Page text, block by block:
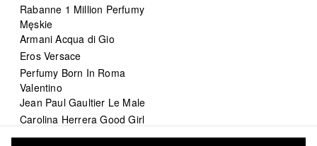
Rabanne 1 Million Perfumy
Męskie
Armani Acqua di Gio
Eros Versace
Perfumy Born In Roma
Valentino
Jean Paul Gaultier Le Male
Carolina Herrera Good Girl
DIOR Sauvage